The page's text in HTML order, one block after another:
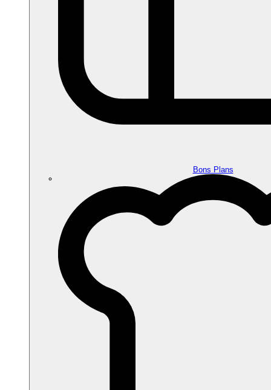
Bons Plans